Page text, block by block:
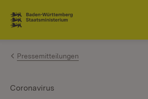
Zum Inhalt springen
Link zur Startseite
Pressemitteilungen
Coronavirus